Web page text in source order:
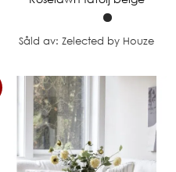
Såld av: Zelected by Houze